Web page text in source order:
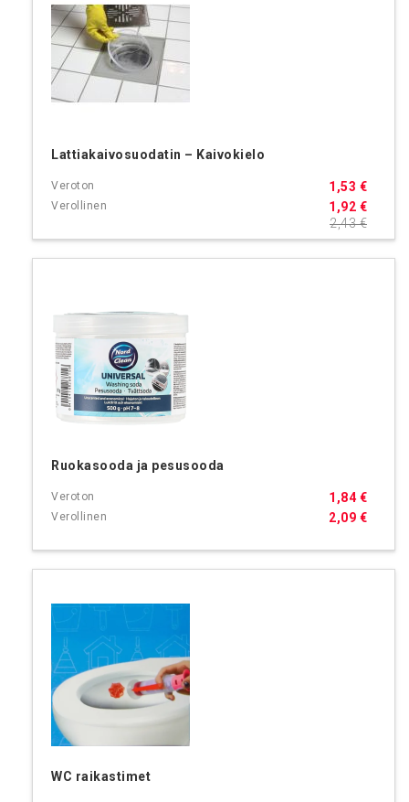
Lattiakaivosuodatin – Kaivokielo
1,92 €
1,53 €
2,43 €
Ruokasooda ja pesusooda
2,09 €
1,84 €
WC raikastimet